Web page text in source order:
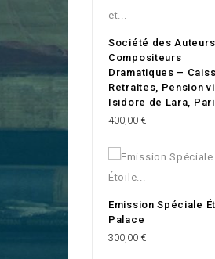
Société des
Compositeurs
Dramatiques –
Retraites, Pension
Isidore de Lara,
Prix
400,00 €
Emission Spéciale
Palace
Prix
300,00 €